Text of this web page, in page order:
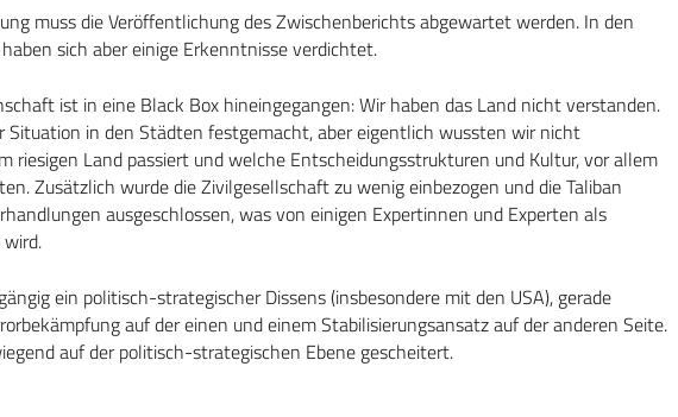
muss die Veröffentlichung des Zwischenberichts abgewartet werden. In den
sich aber einige Erkenntnisse verdichtet.
ist in eine Black Box hineingegangen: Wir haben das Land nicht verstanden.
Situation in den Städten festgemacht, aber eigentlich wussten wir nicht
riesigen Land passiert und welche Entscheidungsstrukturen und Kultur, vor allem
Zusätzlich wurde die Zivilgesellschaft zu wenig einbezogen und die Taliban
ausgeschlossen, was von einigen Expertinnen und Experten als
ein politisch-strategischer Dissens (insbesondere mit den USA), gerade
auf der einen und einem Stabilisierungsansatz auf der anderen Seite.
auf der politisch-strategischen Ebene gescheitert.